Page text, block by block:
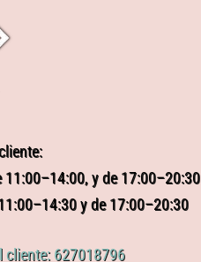
11:00–14:00, y de 17:00–20:30
y de 17:00–20:30
cliente: 627018796